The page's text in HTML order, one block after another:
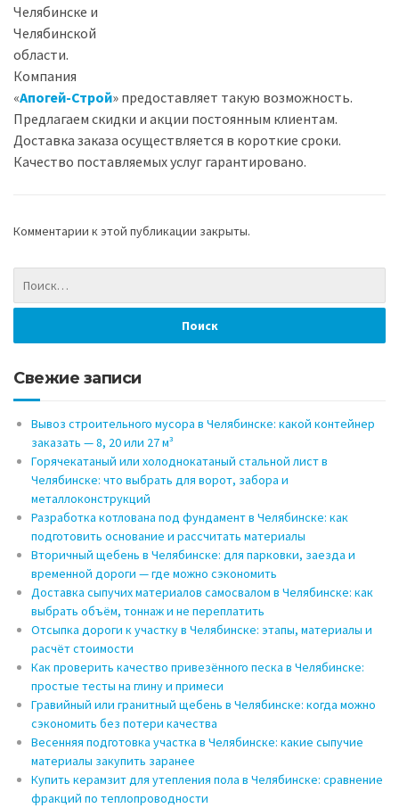
Челябинске и
Челябинской
области.
Компания
«Апогей-Строй» предоставляет такую возможность.
Предлагаем скидки и акции постоянным клиентам.
Доставка заказа осуществляется в короткие сроки.
Качество поставляемых услуг гарантировано.
Комментарии к этой публикации закрыты.
Свежие записи
Вывоз строительного мусора в Челябинске: какой контейнер
заказать — 8, 20 или 27 м³
Горячекатаный или холоднокатаный стальной лист в
Челябинске: что выбрать для ворот, забора и
металлоконструкций
Разработка котлована под фундамент в Челябинске: как
подготовить основание и рассчитать материалы
Вторичный щебень в Челябинске: для парковки, заезда и
временной дороги — где можно сэкономить
Доставка сыпучих материалов самосвалом в Челябинске: как
выбрать объём, тоннаж и не переплатить
Отсыпка дороги к участку в Челябинске: этапы, материалы и
расчёт стоимости
Как проверить качество привезённого песка в Челябинске:
простые тесты на глину и примеси
Гравийный или гранитный щебень в Челябинске: когда можно
сэкономить без потери качества
Весенняя подготовка участка в Челябинске: какие сыпучие
материалы закупить заранее
Купить керамзит для утепления пола в Челябинске: сравнение
фракций по теплопроводности